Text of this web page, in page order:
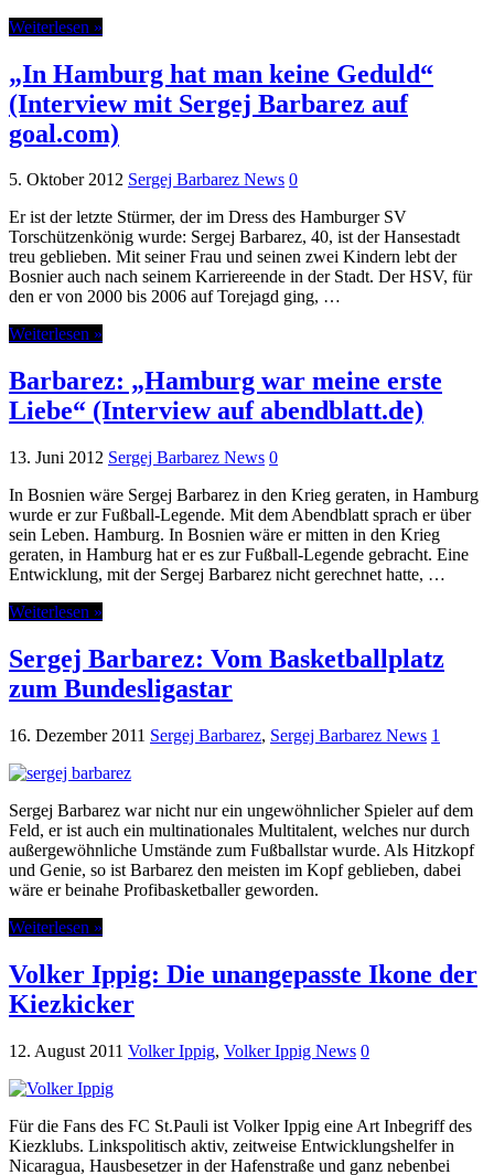
Weiterlesen »
„In Hamburg hat man keine Geduld“
(Interview mit Sergej Barbarez auf
goal.com)
5. Oktober 2012 Sergej Barbarez News 0
Er ist der letzte Stürmer, der im Dress des Hamburger SV
Torschützenkönig wurde: Sergej Barbarez, 40, ist der Hansestadt
treu geblieben. Mit seiner Frau und seinen zwei Kindern lebt der
Bosnier auch nach seinem Karriereende in der Stadt. Der HSV, für
den er von 2000 bis 2006 auf Torejagd ging, …
Weiterlesen »
Barbarez: „Hamburg war meine erste
Liebe“ (Interview auf abendblatt.de)
13. Juni 2012 Sergej Barbarez News 0
In Bosnien wäre Sergej Barbarez in den Krieg geraten, in Hamburg
wurde er zur Fußball-Legende. Mit dem Abendblatt sprach er über
sein Leben. Hamburg. In Bosnien wäre er mitten in den Krieg
geraten, in Hamburg hat er es zur Fußball-Legende gebracht. Eine
Entwicklung, mit der Sergej Barbarez nicht gerechnet hatte, …
Weiterlesen »
Sergej Barbarez: Vom Basketballplatz
zum Bundesligastar
16. Dezember 2011 Sergej Barbarez, Sergej Barbarez News 1
Sergej Barbarez war nicht nur ein ungewöhnlicher Spieler auf dem
Feld, er ist auch ein multinationales Multitalent, welches nur durch
außergewöhnliche Umstände zum Fußballstar wurde. Als Hitzkopf
und Genie, so ist Barbarez den meisten im Kopf geblieben, dabei
wäre er beinahe Profibasketballer geworden.
Weiterlesen »
Volker Ippig: Die unangepasste Ikone der
Kiezkicker
12. August 2011 Volker Ippig, Volker Ippig News 0
Für die Fans des FC St.Pauli ist Volker Ippig eine Art Inbegriff des
Kiezklubs. Linkspolitisch aktiv, zeitweise Entwicklungshelfer in
Nicaragua, Hausbesetzer in der Hafenstraße und ganz nebenbei